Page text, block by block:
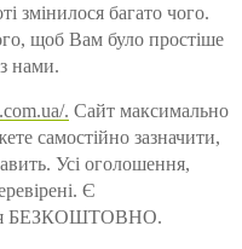
змінилося багато чого.
щоб Вам було простіше
нами.
. Сайт максимально
самостійно зазначити,
Усі оголошення,
Є
БЕЗКОШТОВНО.